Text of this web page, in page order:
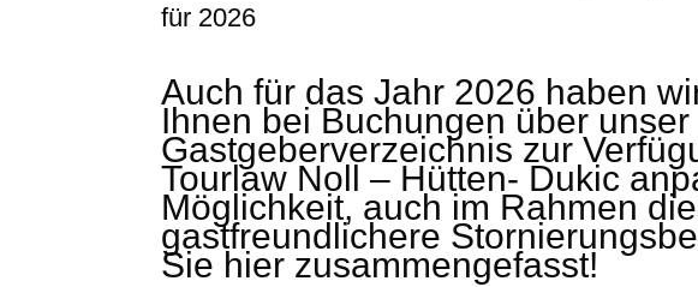
für 2026
Auch für das Jahr 2026 haben
Ihnen bei Buchungen über
Gastgeberverzeichnis zur
Tourlaw Noll – Hütten- Dukic
Möglichkeit, auch im Rahmen
gastfreundlichere
Sie hier zusammengefasst!